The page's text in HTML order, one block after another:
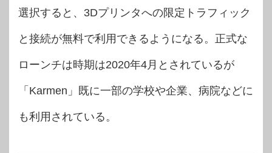
選択すると、3Dプリンタへの限定トラフィック
と接続が無料で利用できるようになる。正式な
ローンチは時期は2020年4月とされているが
「Karmen」既に一部の学校や企業、病院などに
も利用されている。